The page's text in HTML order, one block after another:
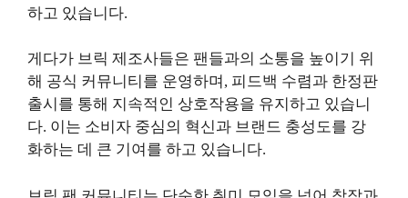
하고 있습니다.
게다가 브릭 제조사들은 팬들과의 소통을 높이기 위
해 공식 커뮤니티를 운영하며, 피드백 수렴과 한정판
출시를 통해 지속적인 상호작용을 유지하고 있습니
다. 이는 소비자 중심의 혁신과 브랜드 충성도를 강
화하는 데 큰 기여를 하고 있습니다.